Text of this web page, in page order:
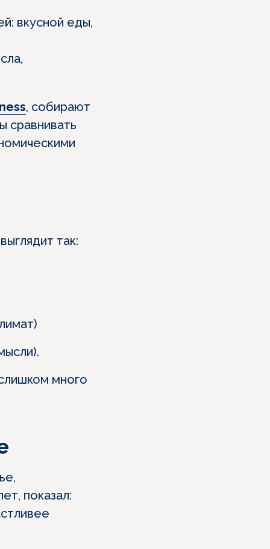
вкусной еды,
, собирают
сравнивать
так:
много
показал: